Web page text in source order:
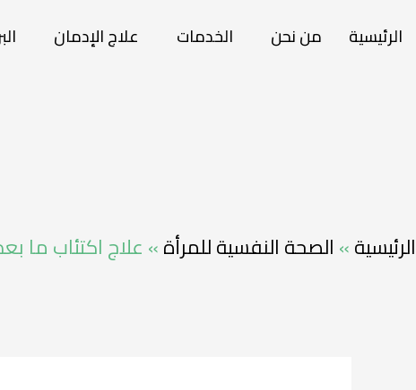
علاج الإدمان الخدمات من نحن الرئيسية
الرئيسية»الصحة النفسية للمرأة»علاج اكتئاب ما